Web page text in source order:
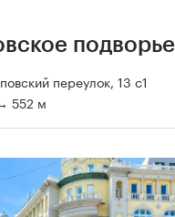
подворье
переулок, 13 с1
552 м